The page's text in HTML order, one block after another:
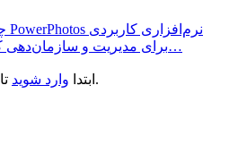
برای مدیریت و سازمان‌دهی کتابخانه‌های عکس در…
ابتدا وارد شوید تا بتوانید دیدگاهی ارسال کنید.